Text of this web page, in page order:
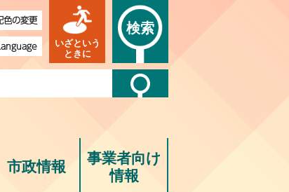
色の変更
いざという
ときに
検索
市政情報
事業者向け
情報